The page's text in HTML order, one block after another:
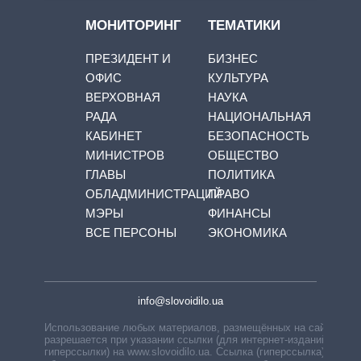
МОНИТОРИНГ
ПРЕЗИДЕНТ И
ОФИС
ВЕРХОВНАЯ
РАДА
КАБИНЕТ
МИНИСТРОВ
ГЛАВЫ
ОБЛАДМИНИСТРАЦИЙ
МЭРЫ
ВСЕ ПЕРСОНЫ
ТЕМАТИКИ
БИЗНЕС
КУЛЬТУРА
НАУКА
НАЦИОНАЛЬНАЯ
БЕЗОПАСНОСТЬ
ОБЩЕСТВО
ПОЛИТИКА
ПРАВО
ФИНАНСЫ
ЭКОНОМИКА
info@slovoidilo.ua
Использование любых материалов, размещённых на сайте,
разрешается при указании ссылки (для интернет-изданий —
гиперссылки) на www.slovoidilo.ua. Ссылка (гиперссылка)